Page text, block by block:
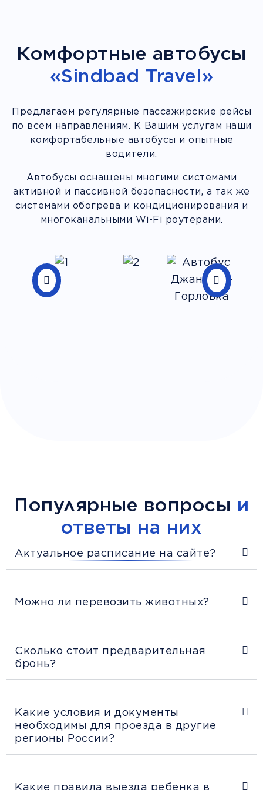
Комфортные автобусы
«Sindbad Travel»
Предлагаем регулярные пассажирские рейсы
по всем направлениям. К Вашим услугам наши
комфортабельные автобусы и опытные
водители.
Автобусы оснащены многими системами
активной и пассивной безопасности, а так же
системами обогрева и кондиционирования и
многоканальными Wi-Fi роутерами.
Популярные вопросы и
ответы на них
Актуальное расписание на сайте?
Можно ли перевозить животных?
Сколько стоит предварительная
бронь?
Какие условия и документы
необходимы для проезда в другие
регионы России?
Какие правила выезда ребенка в